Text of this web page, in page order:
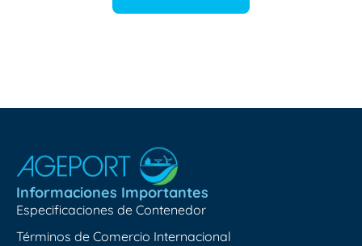
Informaciones Importantes
Especificaciones de Contenedor
Términos de Comercio Internacional